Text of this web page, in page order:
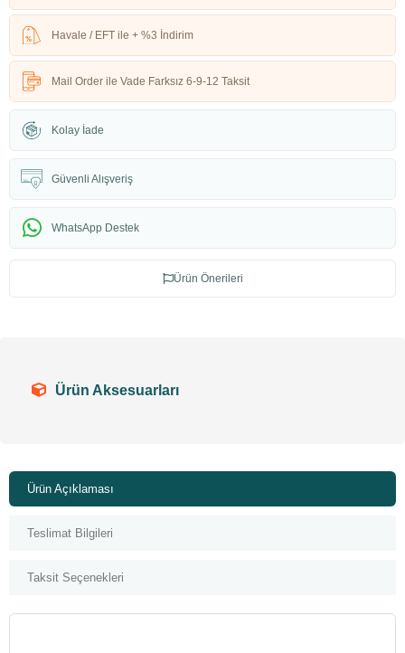
Havale / EFT ile + %3 İndirim
Mail Order ile Vade Farksız 6-9-12 Taksit
Kolay İade
Güvenli Alışveriş
WhatsApp Destek
Ürün Önerileri
Ürün Aksesuarları
Ürün Açıklaması
Teslimat Bilgileri
Taksit Seçenekleri